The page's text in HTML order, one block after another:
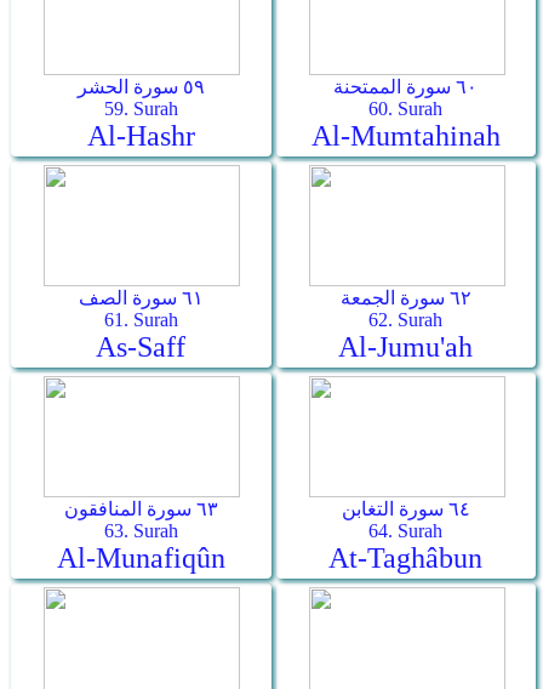
٥٩ سورة الحشر
59. Surah
Al-Hashr
٦٠ سورة الممتحنة
60. Surah
Al-Mumtahinah
٦١ سورة الصف
61. Surah
As-Saff
٦٢ سورة الجمعة
62. Surah
Al-Jumu'ah
٦٣ سورة المنافقون
63. Surah
Al-Munafiqûn
٦٤ سورة التغابن
64. Surah
At-Taghâbun